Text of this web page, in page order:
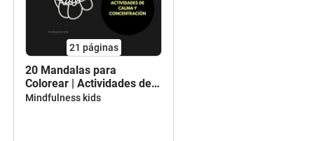
21 páginas
20 Mandalas para
Colorear | Actividades de
Calma y Concentración (6-
Mindfulness kids